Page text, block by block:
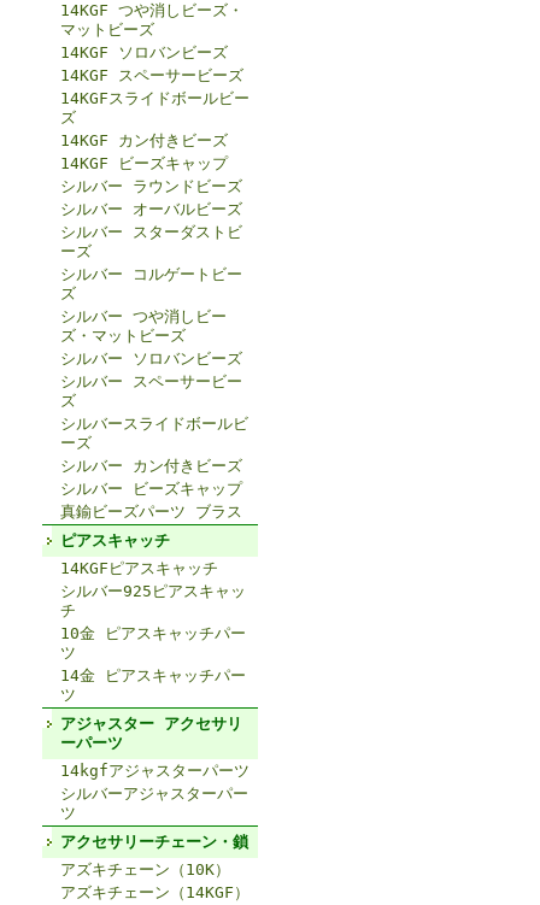
14KGF つや消しビーズ・
マットビーズ
14KGF ソロバンビーズ
14KGF スペーサービーズ
14KGFスライドボールビー
ズ
14KGF カン付きビーズ
14KGF ビーズキャップ
シルバー ラウンドビーズ
シルバー オーバルビーズ
シルバー スターダストビ
ーズ
シルバー コルゲートビー
ズ
シルバー つや消しビー
ズ・マットビーズ
シルバー ソロバンビーズ
シルバー スペーサービー
ズ
シルバースライドボールビ
ーズ
シルバー カン付きビーズ
シルバー ビーズキャップ
真鍮ビーズパーツ ブラス
ピアスキャッチ
14KGFピアスキャッチ
シルバー925ピアスキャッ
チ
10金 ピアスキャッチパー
ツ
14金 ピアスキャッチパー
ツ
アジャスター アクセサリ
ーパーツ
14kgfアジャスターパーツ
シルバーアジャスターパー
ツ
アクセサリーチェーン・鎖
アズキチェーン（10K）
アズキチェーン（14KGF）